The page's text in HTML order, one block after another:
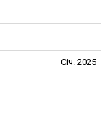
Січ. 2025